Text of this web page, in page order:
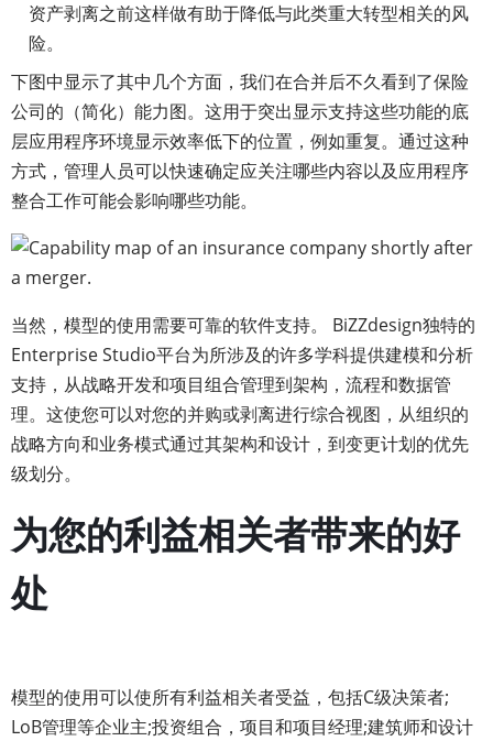
资产剥离之前这样做有助于降低与此类重大转型相关的风
险。
下图中显示了其中几个方面，我们在合并后不久看到了保险
公司的（简化）能力图。这用于突出显示支持这些功能的底
层应用程序环境显示效率低下的位置，例如重复。通过这种
方式，管理人员可以快速确定应关注哪些内容以及应用程序
整合工作可能会影响哪些功能。
当然，模型的使用需要可靠的软件支持。 BiZZdesign独特的
Enterprise Studio平台为所涉及的许多学科提供建模和分析
支持，从战略开发和项目组合管理到架构，流程和数据管
理。这使您可以对您的并购或剥离进行综合视图，从组织的
战略方向和业务模式通过其架构和设计，到变更计划的优先
级划分。
为您的利益相关者带来的好
处
模型的使用可以使所有利益相关者受益，包括C级决策者;
LoB管理等企业主;投资组合，项目和项目经理;建筑师和设计